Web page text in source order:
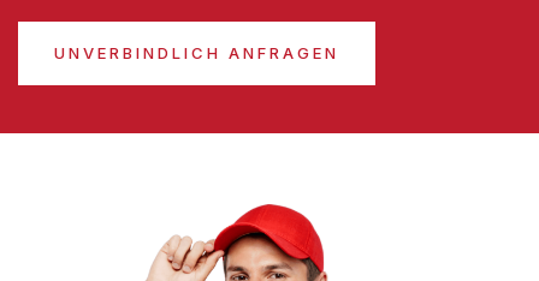
UNVERBINDLICH ANFRAGEN